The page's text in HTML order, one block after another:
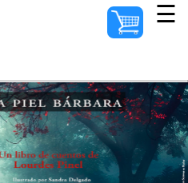
AUTORES
ILUSTRADORES
☰